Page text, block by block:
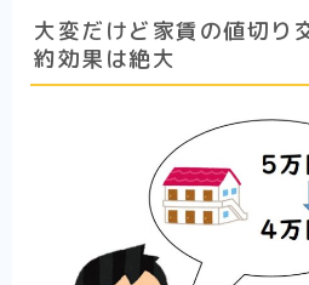
大変だけど家賃の値切り
約効果は絶大